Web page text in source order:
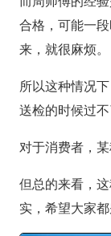
合格，可能一
来，就很麻烦。
所以这种情况
送检的时候过不
对于消费者，
但总的来看，
实，希望大家都